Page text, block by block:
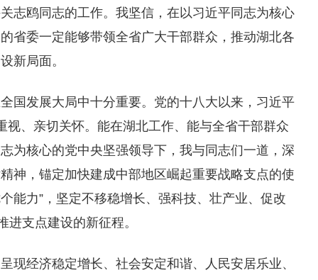
志鸥同志的工作。我坚信，在以习近平同志为核心
省委一定能够带领全省广大干部群众，推动湖北各
新局面。
国发展大局中十分重要。党的十八大以来，习近平
、亲切关怀。能在湖北工作、能与全省干部群众
为核心的党中央坚强领导下，我与同志们一道，深
神，锚定加快建成中部地区崛起重要战略支点的使
能力”，坚定不移稳增长、强科技、壮产业、促改
进支点建设的新征程。
现经济稳定增长、社会安定和谐、人民安居乐业、